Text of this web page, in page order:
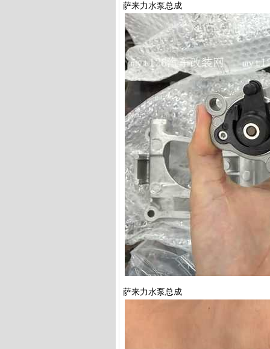
萨来力水泵总成
萨来力水泵总成